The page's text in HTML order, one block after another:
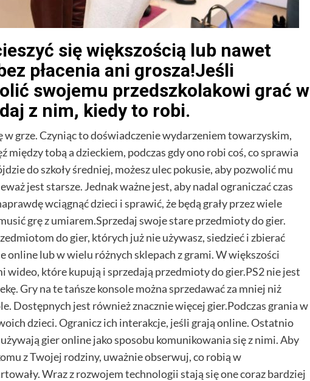
się większością lub nawet
płacenia ani grosza!Jeśli
swojemu przedszkolakowi grać w
z nim, kiedy to robi.
w grze. Czyniąc to doświadczenie wydarzeniem towarzyskim,
między tobą a dzieckiem, podczas gdy ono robi coś, co sprawia
do szkoły średniej, możesz ulec pokusie, aby pozwolić mu
jest starsze. Jednak ważne jest, aby nadal ograniczać czas
wciągnąć dzieci i sprawić, że będą grały przez wiele
grę z umiarem.Sprzedaj swoje stare przedmioty do gier.
do gier, których już nie używasz, siedzieć i zbierać
online lub w wielu różnych sklepach z grami. W większości
wideo, które kupują i sprzedają przedmioty do gier.PS2 nie jest
Gry na te tańsze konsole można sprzedawać za mniej niż
Dostępnych jest również znacznie więcej gier.Podczas grania w
dzieci. Ogranicz ich interakcje, jeśli grają online. Ostatnio
gier online jako sposobu komunikowania się z nimi. Aby
z Twojej rodziny, uważnie obserwuj, co robią w
Wraz z rozwojem technologii stają się one coraz bardziej